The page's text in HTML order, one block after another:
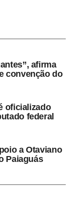
afirma
convenção do
oficializado
federal
a Otaviano
Paiaguás